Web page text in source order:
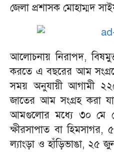
জেলা প্রশাসক মোহাম্মদ
আলোচনায় নিরাপদ,
করতে এ বছরের আম
সময় অনুযায়ী আগামী
জাতের আম সংগ্রহ করা
আমগুলোর মধ্যে ৩০ মে
ক্ষীরসাপাত বা
ল্যাংড়া ও হাঁড়িভাঙা, ২৫